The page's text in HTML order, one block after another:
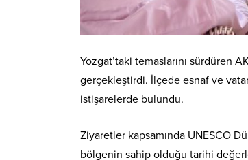
Yozgat’taki temaslarını sürdüren
gerçekleştirdi. İlçede esnaf ve
istişarelerde bulundu.
Ziyaretler kapsamında UNESCO
bölgenin sahip olduğu tarihi